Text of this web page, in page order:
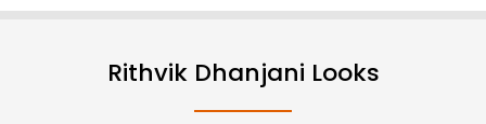
Rithvik Dhanjani Looks